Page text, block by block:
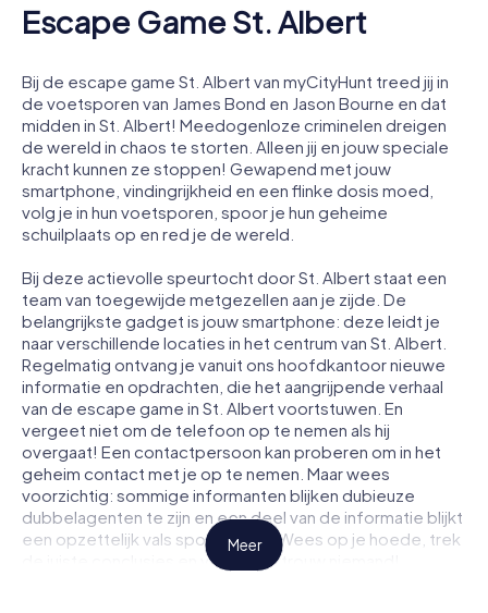
Escape Game St. Albert
Bij de escape game St. Albert van myCityHunt treed jij in
de voetsporen van James Bond en Jason Bourne en dat
midden in St. Albert! Meedogenloze criminelen dreigen
de wereld in chaos te storten. Alleen jij en jouw speciale
kracht kunnen ze stoppen! Gewapend met jouw
smartphone, vindingrijkheid en een flinke dosis moed,
volg je in hun voetsporen, spoor je hun geheime
schuilplaats op en red je de wereld.
Bij deze actievolle speurtocht door St. Albert staat een
team van toegewijde metgezellen aan je zijde. De
belangrijkste gadget is jouw smartphone: deze leidt je
naar verschillende locaties in het centrum van St. Albert.
Regelmatig ontvang je vanuit ons hoofdkantoor nieuwe
informatie en opdrachten, die het aangrijpende verhaal
van de escape game in St. Albert voortstuwen. En
vergeet niet om de telefoon op te nemen als hij
overgaat! Een contactpersoon kan proberen om in het
geheim contact met je op te nemen. Maar wees
voorzichtig: sommige informanten blijken dubieuze
dubbelagenten te zijn en een deel van de informatie blijkt
een opzettelijk vals spoor te zijn. Wees op je hoede, trek
de juiste conclusies en vooral: vertrouw niemand!
Meer